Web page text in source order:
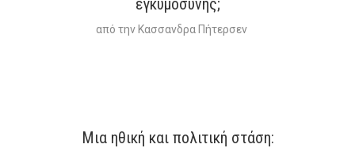
από την Κασσανδρα Πήτερσεν
Μια ηθική και πολιτική στάση: